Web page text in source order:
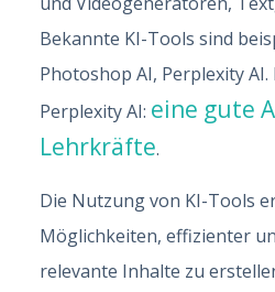
Bekannte KI-Tools sind
Photoshop AI, Perplexity
Perplexity AI: eine gute
Lehrkräfte.
Die Nutzung von KI-Tools
Möglichkeiten, effizienter
relevante Inhalte zu